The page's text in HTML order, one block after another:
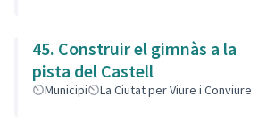
45. Construir el gimnàs a la
pista del Castell
Municipi La Ciutat per Viure i Conviure